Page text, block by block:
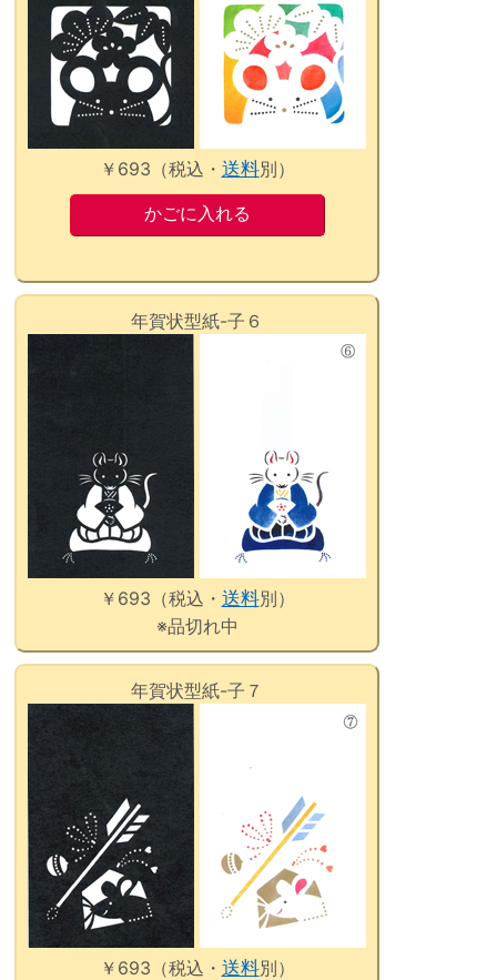
￥693（税込・ 送料別）
年賀状型紙-子６
￥693（税込・ 送料別）
※品切れ中
年賀状型紙-子７
￥693（税込・ 送料別）